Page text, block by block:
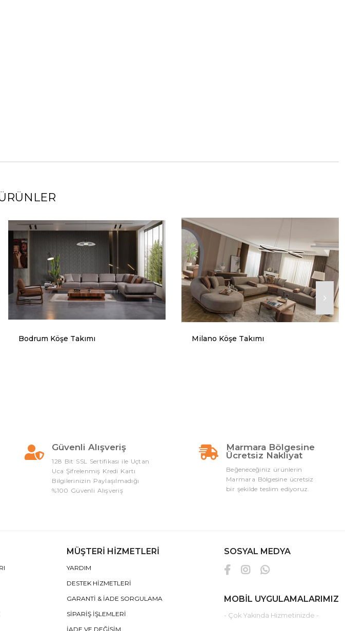
Bodrum Köşe Takımı Milano Köşe Takımı
Güvenli Alışveriş
128 Bit SSL Sertifikası ile Uçtan
Uca Şifrelenmiş Kredi Kartı
Bilgilerinizin Paylaşılmadığı
%100 Güvenli Alışveriş
Marmara Bölgesine
Ücretsiz Nakliyat
Beğeneceğiniz ürünlerin
Marmara Bölgesine ücretsiz
bir şekilde teslim ediyoruz.
MÜŞTERİ HİZMETLERİ
YARDIM
DESTEK HİZMETLERİ
GARANTİ & İADE SORGULAMA
SİPARİŞ İŞLEMLERİ
İADE VE DEĞİŞİM
SOSYAL MEDYA
MOBİL UYGULAMALARIMIZ
- Çok Yakında Hizmetinizde -